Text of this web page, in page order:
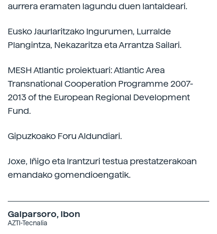
aurrera eramaten lagundu duen lantaldeari.
Eusko Jaurlaritzako Ingurumen, Lurralde
Plangintza, Nekazaritza eta Arrantza Sailari.
MESH Atlantic proiektuari: Atlantic Area
Transnational Cooperation Programme 2007-
2013 of the European Regional Development
Fund.
Gipuzkoako Foru Aldundiari.
Joxe, Iñigo eta Irantzuri testua prestatzerakoan
emandako gomendioengatik.
Galparsoro, Ibon
AZTI-Tecnalia